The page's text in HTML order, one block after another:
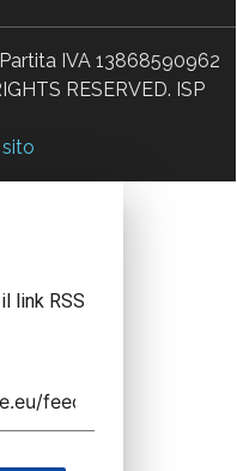
IVA 13868590962
RESERVED. ISP
link RSS